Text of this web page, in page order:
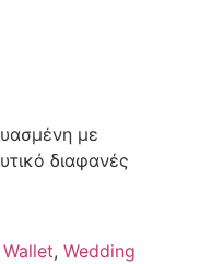
με
διαφανές
, Wedding